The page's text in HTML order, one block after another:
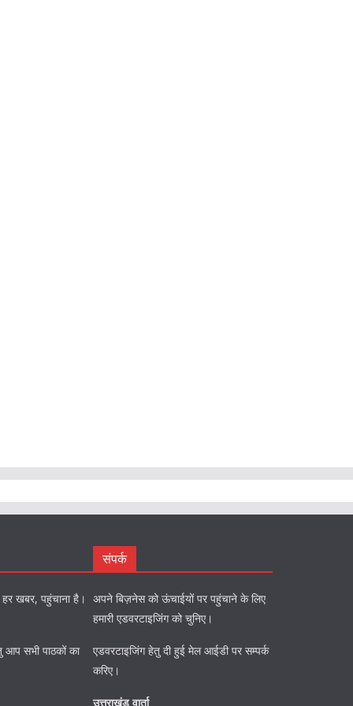
हर खबर, पहुंचाना है।
आप सभी पाठकों का
संपर्क
अपने बिज़नेस को ऊंचाईयों पर पहुंचाने के लिए
हमारी एडवरटाइजिंग को चुनिए।
एडवरटाइजिंग हेतु दी हुई मेल आईडी पर सम्पर्क
करिए।
उत्तराखंड वार्ता